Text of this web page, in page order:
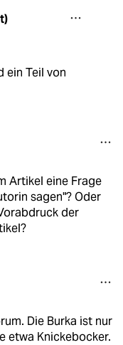
ein Teil von
Artikel eine Frage
sagen"? Oder
der
Die Burka ist nur
etwa Knickebocker.